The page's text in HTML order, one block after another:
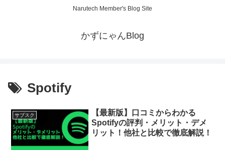
Narutech Member's Blog Site
かずにゃんBlog
Spotify
サブスク
【最新版】口コミからわかる
Spotifyの評判・メリット・デメ
リット！他社と比較で徹底解説！